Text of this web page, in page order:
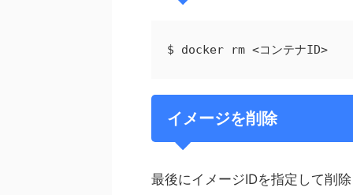
$ docker rm <コンテナID>
イメージを削除
最後にイメージIDを指定して削